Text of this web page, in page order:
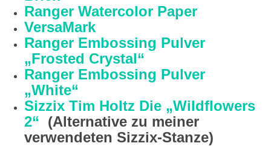
Ranger Watercolor Paper
VersaMark
Ranger Embossing Pulver
„Frosted Crystal“
Ranger Embossing Pulver
„White“
Sizzix Tim Holtz Die „Wildflowers
2“ (Alternative zu meiner
verwendeten Sizzix-Stanze)